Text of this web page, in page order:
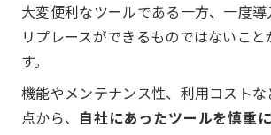
大変便利なツールである一方、一度
リプレースができるものではないこ
す。
機能やメンテナンス性、利用コスト
点から、 自社にあったツールを慎重